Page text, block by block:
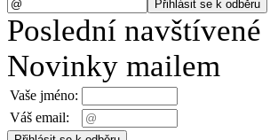
Poslední navštívené
Novinky mailem
Vaše jméno:
Váš email: